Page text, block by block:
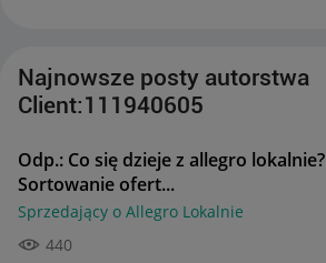
Najnowsze posty autorstwa
Client:111940605
Odp.: Co się dzieje z allegro lokalnie?
Sortowanie ofert...
Sprzedający o Allegro Lokalnie
440